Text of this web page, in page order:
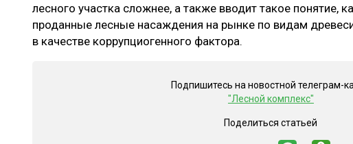
лесного участка сложнее, а также вводит такое понятие,
проданные лесные насаждения на рынке по видам
в качестве коррупциогенного фактора.
Подпишитесь на новостной телеграм-
"Лесной комплекс"
Поделиться статьей